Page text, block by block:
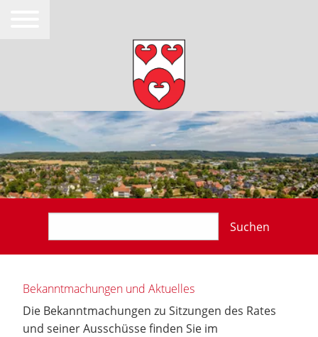
Suchen
Bekanntmachungen und Aktuelles
Die Bekanntmachungen zu Sitzungen des Rates
und seiner Ausschüsse finden Sie im